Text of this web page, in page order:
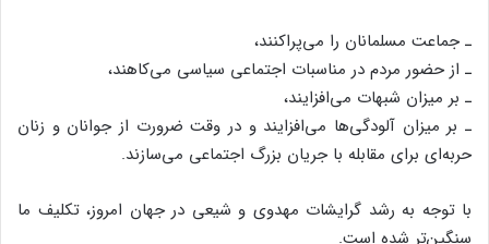
ـ جماعت مسلمانان را می‌پراکنند،
ـ از حضور مردم در مناسبات اجتماعی سیاسی می‌کاهند،
ـ بر میزان شبهات می‌افزایند،
ـ بر میزان آلودگی‌ها می‌افزایند و در وقت ضرورت از جوانان و زنان
حربه‌ای برای مقابله با جریان بزرگ اجتماعی می‌سازند.
با توجه به رشد گرایشات مهدوی و شیعی در جهان امروز، تکلیف ما
سنگین‌تر شده است.